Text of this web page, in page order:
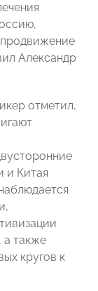
Александр
отметил,
и Китая
а также
кругов к